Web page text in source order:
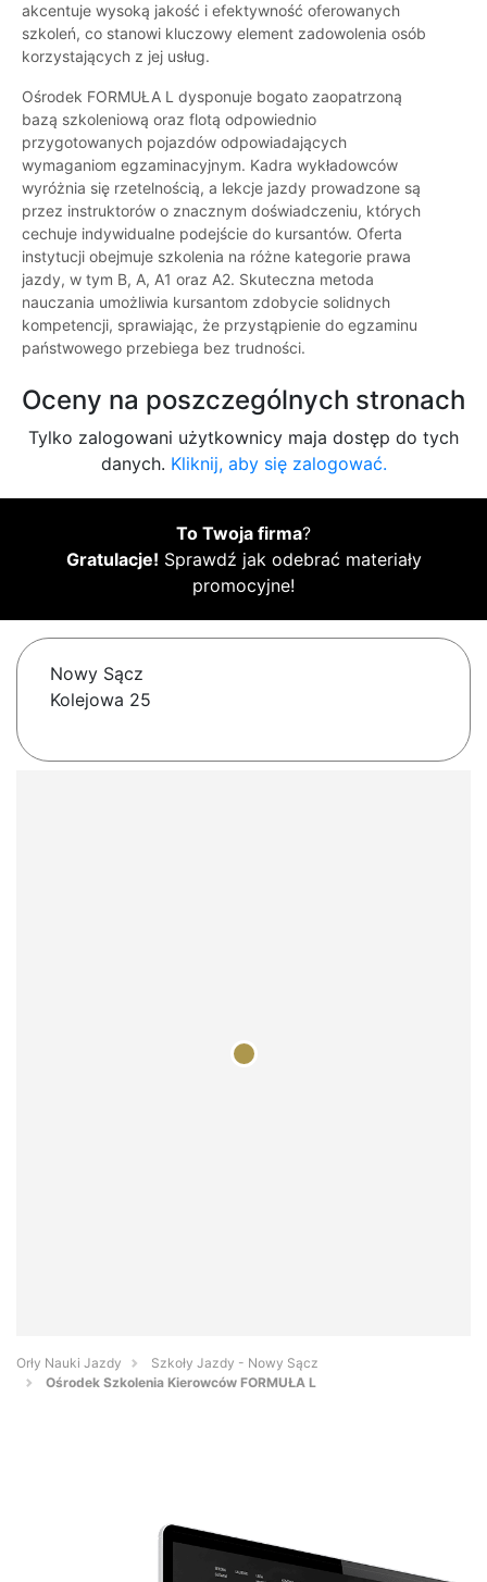
akcentuje wysoką jakość i efektywność oferowanych
szkoleń, co stanowi kluczowy element zadowolenia osób
korzystających z jej usług.
Ośrodek FORMUŁA L dysponuje bogato zaopatrzoną
bazą szkoleniową oraz flotą odpowiednio
przygotowanych pojazdów odpowiadających
wymaganiom egzaminacyjnym. Kadra wykładowców
wyróżnia się rzetelnością, a lekcje jazdy prowadzone są
przez instruktorów o znacznym doświadczeniu, których
cechuje indywidualne podejście do kursantów. Oferta
instytucji obejmuje szkolenia na różne kategorie prawa
jazdy, w tym B, A, A1 oraz A2. Skuteczna metoda
nauczania umożliwia kursantom zdobycie solidnych
kompetencji, sprawiając, że przystąpienie do egzaminu
państwowego przebiega bez trudności.
Oceny na poszczególnych stronach
Tylko zalogowani użytkownicy maja dostęp do tych
danych. Kliknij, aby się zalogować.
To Twoja firma?
Gratulacje! Sprawdź jak odebrać materiały
promocyjne!
Nowy Sącz
Kolejowa 25
Orły Nauki Jazdy
Szkoły Jazdy - Nowy Sącz
Ośrodek Szkolenia Kierowców FORMUŁA L